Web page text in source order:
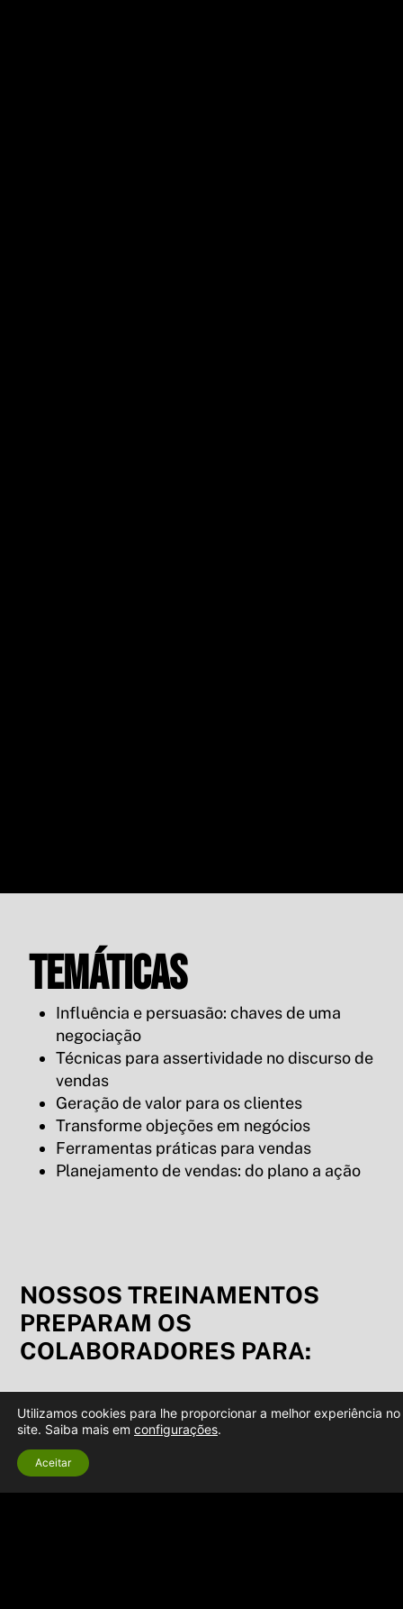
Temáticas
Influência e persuasão: chaves de uma
negociação
Técnicas para assertividade no discurso de
vendas
Geração de valor para os clientes
Transforme objeções em negócios
Ferramentas práticas para vendas
Planejamento de vendas: do plano a ação
NOSSOS TREINAMENTOS
PREPARAM OS
COLABORADORES PARA:
{ 1 }
Utilizamos cookies para lhe proporcionar a melhor experiência no
site. Saiba mais em configurações.
Aceitar